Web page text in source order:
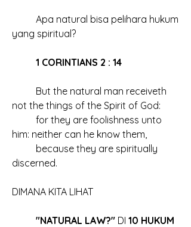
yang spiritual?
1 CORINTIANS 2 : 14
not the things of the Spirit of God:
him: neither can he know them,
discerned.
DIMANA KITA LIHAT
"NATURAL LAW?" DI 10 HUKUM